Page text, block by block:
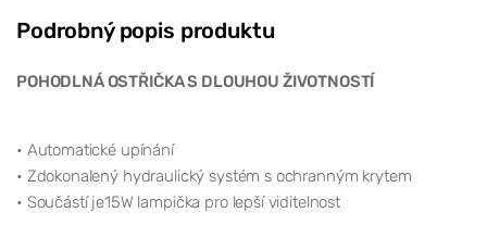
Podrobný popis produktu
POHODLNÁ OSTŘIČKA S DLOUHOU ŽIVOTNOSTÍ
• Automatické upínání
• Zdokonalený hydraulický systém s ochranným krytem
• Součástí je15W lampička pro lepší viditelnost